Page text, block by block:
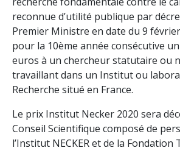
reconnue d’utilité publique par
Premier Ministre en date du 9
pour la 10ème année consécutive
euros à un chercheur statutaire ou
travaillant dans un Institut ou
Recherche situé en France.
Le prix Institut Necker 2020 sera
Conseil Scientifique composé de
l’Institut NECKER et de la Fondation